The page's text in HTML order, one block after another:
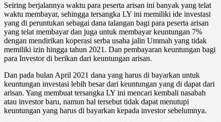
Seiring berjalannya waktu para peserta arisan ini banyak yang telat
waktu membayar, sehingga tersangka LY ini memiliki ide investasi
yang di peruntukan sebagai dana talangan bagi para peserta arisan
yang telat membayar dan juga untuk membayar keuntungan 7%
dengan mendirikan koperasi serba usaha jalin Ummah yang tidak
memiliki izin hingga tahun 2021. Dan pembayaran keuntungan bagi
para Investor di berikan dari keuntungan arisan.
Dan pada bulan April 2021 dana yang harus di bayarkan untuk
keuntungan investasi lebih besar dari keuntungan yang di dapat dari
arisan. Yang membuat tersangka LY ini mencari kembali nasabah
atau investor baru, namun hal tersebut tidak dapat menutupi
keuntungan yang harus di bayarkan kepada investor sebelumnya.